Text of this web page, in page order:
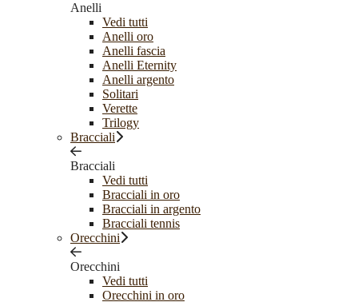
Anelli
Vedi tutti
Anelli oro
Anelli fascia
Anelli Eternity
Anelli argento
Solitari
Verette
Trilogy
Bracciali
Bracciali
Vedi tutti
Bracciali in oro
Bracciali in argento
Bracciali tennis
Orecchini
Orecchini
Vedi tutti
Orecchini in oro